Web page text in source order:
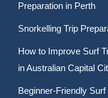
Preparation in Perth
Snorkelling Trip
How to Improve Surf
in Australian Capital
Beginner-Friendly